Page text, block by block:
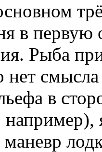
в первую
Рыба
нет
в
например),